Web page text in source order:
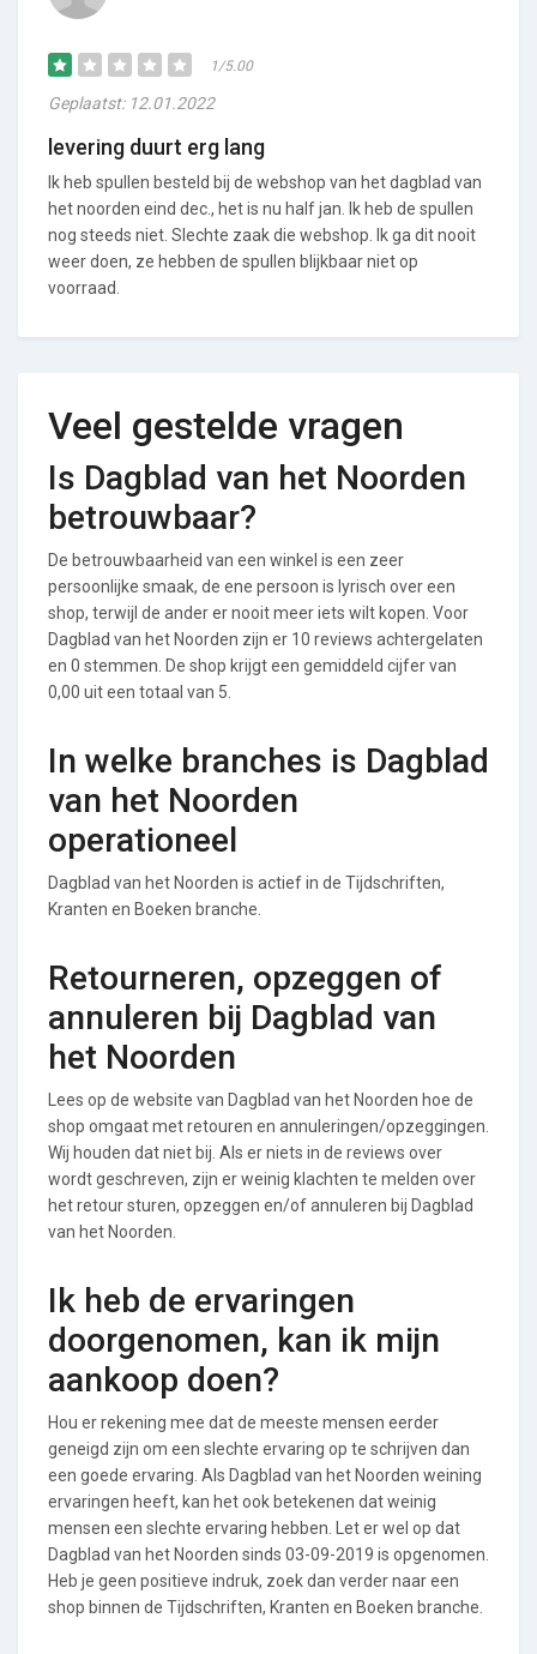
1/5.00
Geplaatst: 12.01.2022
levering duurt erg lang
Ik heb spullen besteld bij de webshop van het dagblad van
het noorden eind dec., het is nu half jan. Ik heb de spullen
nog steeds niet. Slechte zaak die webshop. Ik ga dit nooit
weer doen, ze hebben de spullen blijkbaar niet op
voorraad.
Veel gestelde vragen
Is Dagblad van het Noorden
betrouwbaar?
De betrouwbaarheid van een winkel is een zeer
persoonlijke smaak, de ene persoon is lyrisch over een
shop, terwijl de ander er nooit meer iets wilt kopen. Voor
Dagblad van het Noorden zijn er 10 reviews achtergelaten
en 0 stemmen. De shop krijgt een gemiddeld cijfer van
0,00 uit een totaal van 5.
In welke branches is Dagblad
van het Noorden
operationeel
Dagblad van het Noorden is actief in de Tijdschriften,
Kranten en Boeken branche.
Retourneren, opzeggen of
annuleren bij Dagblad van
het Noorden
Lees op de website van Dagblad van het Noorden hoe de
shop omgaat met retouren en annuleringen/opzeggingen.
Wij houden dat niet bij. Als er niets in de reviews over
wordt geschreven, zijn er weinig klachten te melden over
het retour sturen, opzeggen en/of annuleren bij Dagblad
van het Noorden.
Ik heb de ervaringen
doorgenomen, kan ik mijn
aankoop doen?
Hou er rekening mee dat de meeste mensen eerder
geneigd zijn om een slechte ervaring op te schrijven dan
een goede ervaring. Als Dagblad van het Noorden weining
ervaringen heeft, kan het ook betekenen dat weinig
mensen een slechte ervaring hebben. Let er wel op dat
Dagblad van het Noorden sinds 03-09-2019 is opgenomen.
Heb je geen positieve indruk, zoek dan verder naar een
shop binnen de Tijdschriften, Kranten en Boeken branche.